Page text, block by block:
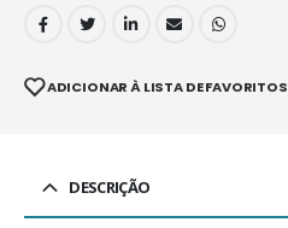
ADICIONAR À LISTA DE FAVORITOS
DESCRIÇÃO